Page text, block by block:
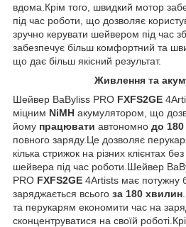
вдома.Крім того, швидкий мотор
під час роботи, що дозволяє
зручно керувати шейвером під час
забезпечує більш комфортний та
що дає більш якісний результат.
Живлення та
Шейвер BaByliss PRO FXFS2GE
міцним NiMH акумулятором, що
йому працювати автономно до
повного заряду.Це дозволяє
кілька стрижок на різних клієнтах
шейвера під час роботи.Шейвер
PRO FXFS2GE 4Artists має потужну
заряджається всього за 180 хвилин
та перукарям економити час на
сконцентруватися на своїй